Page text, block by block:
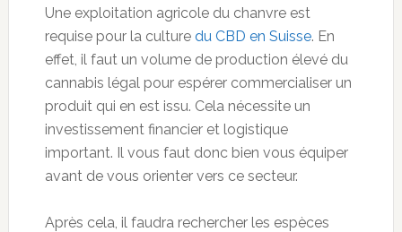
Une exploitation agricole du chanvre est
requise pour la culture du CBD en Suisse. En
effet, il faut un volume de production élevé du
cannabis légal pour espérer commercialiser un
produit qui en est issu. Cela nécessite un
investissement financier et logistique
important. Il vous faut donc bien vous équiper
avant de vous orienter vers ce secteur.
Après cela, il faudra rechercher les espèces